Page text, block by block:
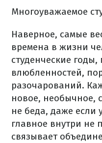
Многоуважаемое
Наверное, самые
времена в жизни
студенческие
влюбленностей,
разочарований.
новое, необычное,
не беда, даже если
главное внутри не
связывает